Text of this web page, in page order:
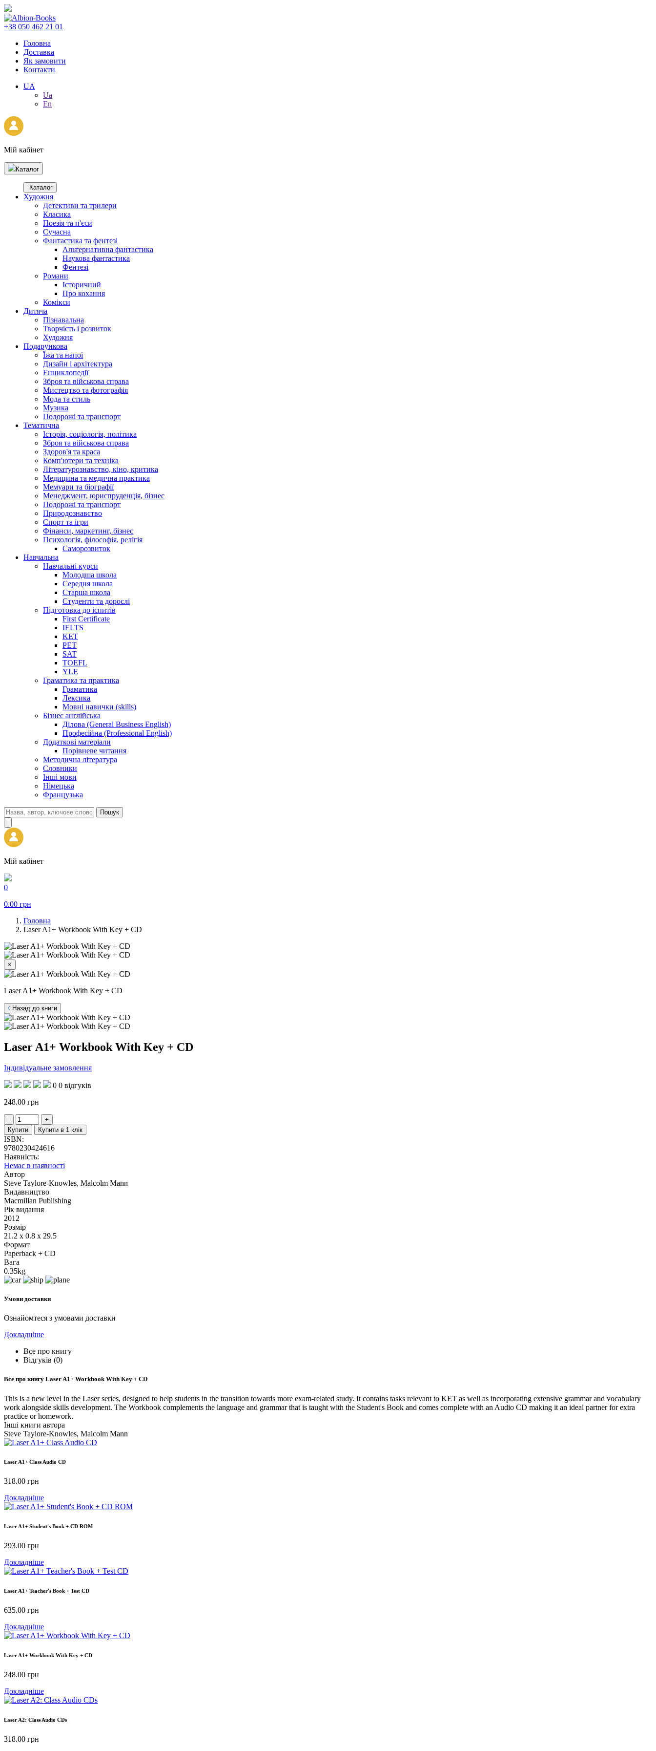
+38 050 462 21 01
Головна
Доставка
Як замовити
Контакти
UA
Ua
En
Мій кабінет
Каталог
Каталог
Художня
Детективи та трилери
Класика
Поезія та п'єси
Сучасна
Фантастика та фентезі
Альтернативна фантастика
Наукова фантастика
Фентезі
Романи
Історичний
Про кохання
Комікси
Дитяча
Пізнавальна
Творчість і розвиток
Художня
Подарункова
Їжа та напої
Дизайн і архітектура
Енциклопедії
Зброя та військова справа
Мистецтво та фотографія
Мода та стиль
Музика
Подорожі та транспорт
Тематична
Історія, соціологія, політика
Зброя та військова справа
Здоров'я та краса
Комп'ютери та техніка
Літературознавство, кіно, критика
Медицина та медична практика
Мемуари та біографії
Менеджмент, юриспруденція, бізнес
Подорожі та транспорт
Природознавство
Спорт та ігри
Фінанси, маркетинг, бізнес
Психологія, філософія, релігія
Саморозвиток
Навчальна
Навчальні курси
Молодша школа
Середня школа
Старша школа
Студенти та дорослі
Підготовка до іспитів
First Certificate
IELTS
KET
PET
SAT
TOEFL
YLE
Граматика та практика
Граматика
Лексика
Мовні навички (skills)
Бізнес англійська
Ділова (General Business English)
Професійна (Professional English)
Додаткові матеріали
Порівневе читання
Методична література
Словники
Інші мови
Німецька
Французька
Пошук
Мій кабінет
0
0.00 грн
Головна
Laser A1+ Workbook With Key + CD
×
Laser A1+ Workbook With Key + CD
Назад до книги
Laser A1+ Workbook With Key + CD
Індивідуальне замовлення
0 0 відгуків
248.00 грн
Купити Купити в 1 клік
ISBN:
9780230424616
Наявність:
Немає в наявності
Автор
Steve Taylore-Knowles, Malcolm Mann
Видавництво
Macmillan Publishing
Рік видання
2012
Розмір
21.2 x 0.8 x 29.5
Формат
Paperback + CD
Вага
0.35kg
Умови доставки
Ознайомтеся з умовами доставки
Докладніше
Все про книгу
Відгуків (0)
Все про книгу Laser A1+ Workbook With Key + CD
This is a new level in the Laser series, designed to help students in the transition towards more exam-related study. It contains tasks relevant to KET as well as incorporating extensive grammar and vocabulary
work alongside skills development. The Workbook complements the language and grammar that is taught with the Student's Book and comes complete with an Audio CD making it an ideal partner for extra
practice or homework.
Інші книги автора
Steve Taylore-Knowles, Malcolm Mann
Laser A1+ Class Audio CD
318.00 грн
Докладніше
Laser A1+ Student's Book + CD ROM
293.00 грн
Докладніше
Laser A1+ Teacher's Book + Test CD
635.00 грн
Докладніше
Laser A1+ Workbook With Key + CD
248.00 грн
Докладніше
Laser A2: Class Audio CDs
318.00 грн